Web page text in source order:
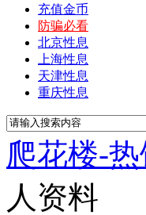
充值金币
防骗必看
北京性息
上海性息
天津性息
重庆性息
爬花楼-
人资料